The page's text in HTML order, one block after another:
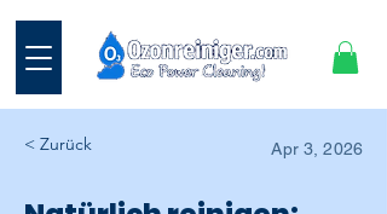
< Zurück Apr 3, 2026